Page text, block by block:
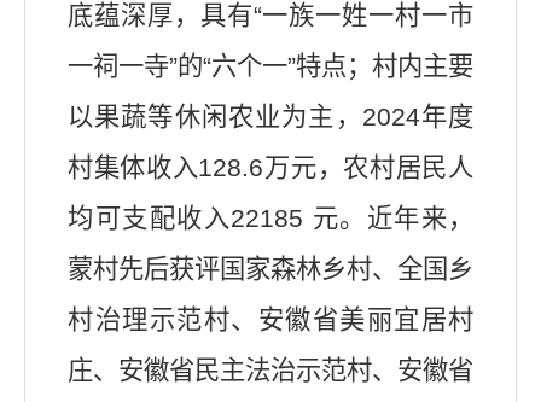
底蕴深厚， 具有“一族一姓一村一市
一祠一寺”的“六个一”特点；村内主要
以果蔬等休闲农业为主， 2024年度
村集体收入128.6万元，农村居民人
均可支配收入22185 元。近年来，
蒙村先后获评国家森林乡村、全国乡
村治理示范村、安徽省美丽宜居村
庄、安徽省民主法治示范村、安徽省